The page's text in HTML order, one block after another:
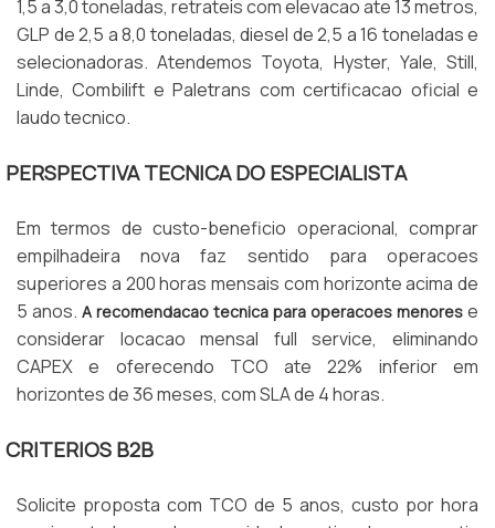
1,5 a 3,0 toneladas, retrateis com elevacao ate 13 metros,
GLP de 2,5 a 8,0 toneladas, diesel de 2,5 a 16 toneladas e
selecionadoras. Atendemos Toyota, Hyster, Yale, Still,
Linde, Combilift e Paletrans com certificacao oficial e
laudo tecnico.
PERSPECTIVA TECNICA DO ESPECIALISTA
Em termos de custo-beneficio operacional, comprar
empilhadeira nova faz sentido para operacoes
superiores a 200 horas mensais com horizonte acima de
5 anos. A recomendacao tecnica para operacoes menores e
considerar locacao mensal full service, eliminando
CAPEX e oferecendo TCO ate 22% inferior em
horizontes de 36 meses, com SLA de 4 horas.
CRITERIOS B2B
Solicite proposta com TCO de 5 anos, custo por hora